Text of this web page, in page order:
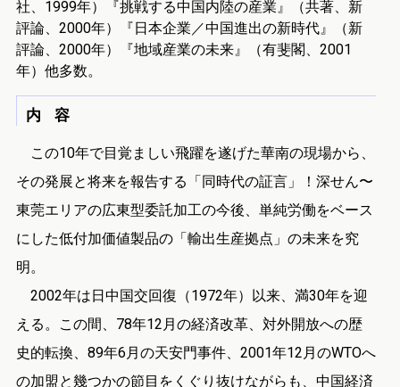
社、1999年）『挑戦する中国内陸の産業』（共著、新
評論、2000年）『日本企業／中国進出の新時代』（新
評論、2000年）『地域産業の未来』（有斐閣、2001
年）他多数。
内 容
この10年で目覚ましい飛躍を遂げた華南の現場から、
その発展と将来を報告する「同時代の証言」！深せん〜
東莞エリアの広東型委託加工の今後、単純労働をベース
にした低付加価値製品の「輸出生産拠点」の未来を究
明。
2002年は日中国交回復（1972年）以来、満30年を迎
える。この間、78年12月の経済改革、対外開放への歴
史的転換、89年6月の天安門事件、2001年12月のWTOへ
の加盟と幾つかの節目をくぐり抜けながらも、中国経済